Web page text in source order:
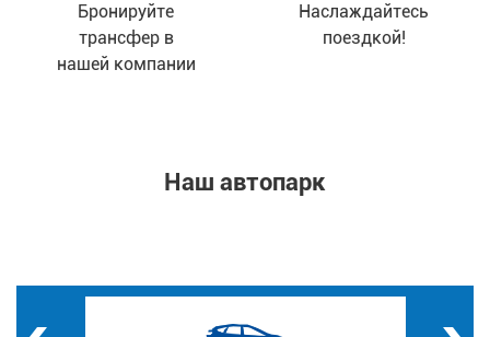
Бронируйте
трансфер в
нашей компании
Наслаждайтесь
поездкой!
Наш автопарк